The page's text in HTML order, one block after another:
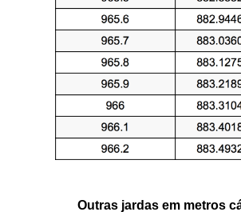
Outras jardas em metros